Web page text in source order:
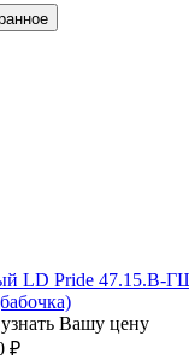
LD Pride 47.15.В-
Вашу цену
₽